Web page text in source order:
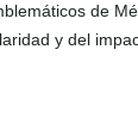
de
y del